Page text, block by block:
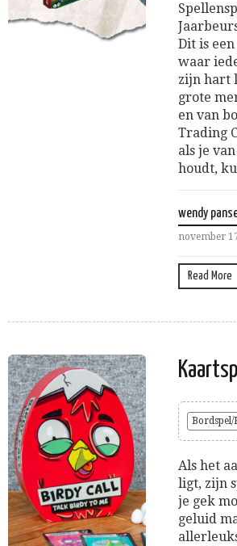
Dit is
waar
zijn hart
grote
en van
Trading
als je
houdt,
wendy
november
Read More
Als het
ligt, zijn
je gek
geluid